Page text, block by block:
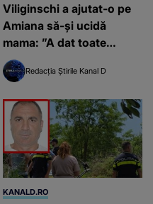
Viliginschi a ajutat-o pe
Amiana să-și ucidă
mama: ”A dat toate
explicaţiile necesare”
Redacția Știrile Kanal D
KANALD.RO